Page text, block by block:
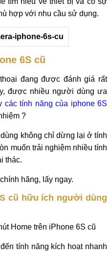
hợp với nhu cầu sử dụng.
6S cũ
đang được đánh giá rất
được nhiều người dùng ưa
các tính năng của iphone 6S
?
không chỉ dừng lại ở tính
muốn trải nghiệm nhiều tính
thác.
chính hãng, lấy ngay.
cũ hữu ích người dùng
Home trên iPhone 6S cũ
tính năng kích hoạt nhanh